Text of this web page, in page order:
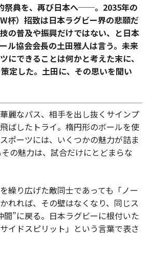
祭典を、再び日本へ──。2035年の
杯）招致は日本ラグビー界の悲願だ
の普及や振興だけではない、と日本
ル協会会長の土田雅人は言う。 未来
にできることは何かと考えた末に、
定した。土田に、その思いを聞い
麗なパス、相手を出し抜くサインプ
ばしたトライ。楕円形のボールを使
ポーツには、いくつかの魅力が詰ま
の魅力は、試合だけにとどまらな
繰り広げた敵同士であっても「ノー
れれば、その壁はなくなり、同じス
間”に戻る。日本ラグビーに根付いた
イドスピリット」という言葉で表さ